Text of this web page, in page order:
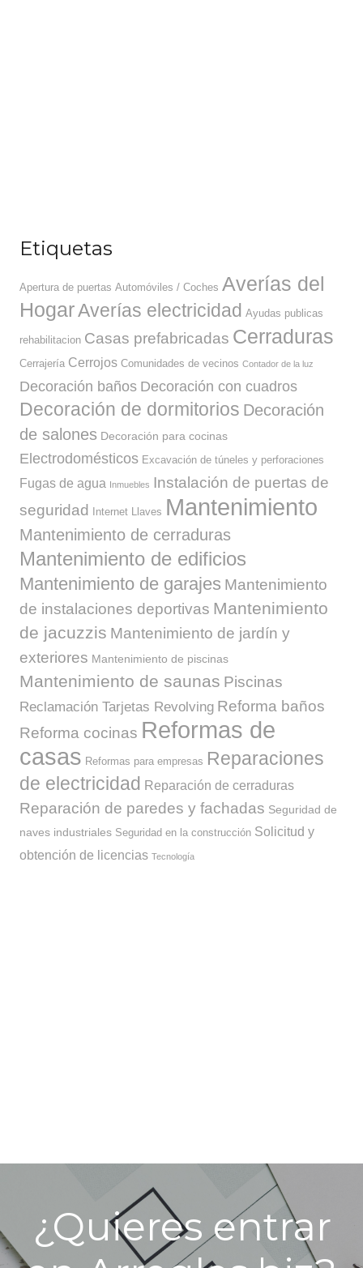
Etiquetas
Apertura de puertas Automóviles / Coches Averías del
HogarAverías electricidad Ayudas publicas
rehabilitacion Casas prefabricadas Cerraduras
Cerrajería Cerrojos Comunidades de vecinos Contador de la luz
Decoración baños Decoración con cuadros
Decoración de dormitorios Decoración
de salones Decoración para cocinas
Electrodomésticos Excavación de túneles y perforaciones
Fugas de agua Inmuebles Instalación de puertas de
seguridad
Internet Llaves Mantenimiento
Mantenimiento de cerraduras
Mantenimiento de edificios
Mantenimiento de garajes Mantenimiento
de instalaciones deportivas Mantenimiento
de jacuzzis Mantenimiento de jardín y
exteriores Mantenimiento de piscinas
Mantenimiento de saunas Piscinas
Reclamación Tarjetas Revolving Reforma baños
Reforma cocinas Reformas de
casas Reformas para empresas Reparaciones
de electricidad Reparación de cerraduras
Reparación de paredes y fachadas Seguridad de
naves industriales Seguridad en la construcción Solicitud y
obtención de licencias Tecnología
¿Quieres entrar